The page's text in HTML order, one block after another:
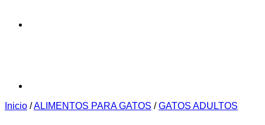
Inicio /ALIMENTOS PARA GATOS / GATOS ADULTOS